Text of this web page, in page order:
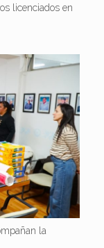
licenciados en
la